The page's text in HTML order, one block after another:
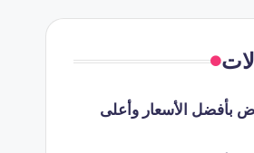
بأفضل الأسعار وأعلى